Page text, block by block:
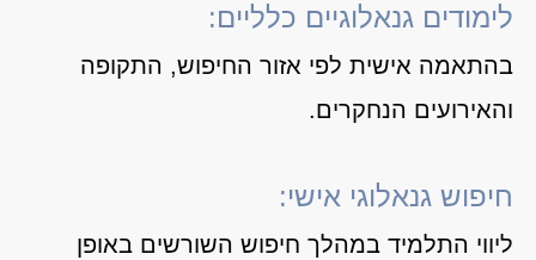
לימודים גנאלוגיים כלליים:
בהתאמה אישית לפי אזור החיפוש, התקופה
והאירועים הנחקרים.
חיפוש גנאלוגי אישי:
ליווי התלמיד במהלך חיפוש השורשים באופן